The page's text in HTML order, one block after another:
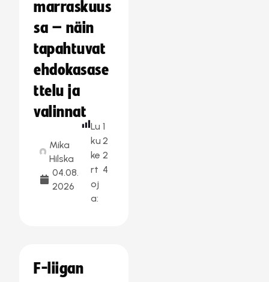
marraskuus
sa – näin
tapahtuvat
ehdokasase
ttelu ja
valinnat
Mika
Hilska
04.08.
2026
Lu
ku
ke
rt
oj
a:
1
2
2
4
F-liigan